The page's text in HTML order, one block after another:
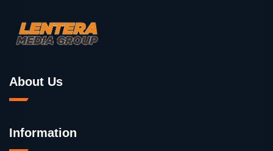
About Us
Information